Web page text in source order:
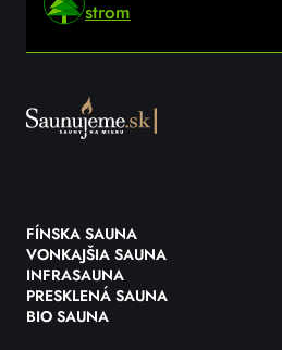
strom
FÍNSKA SAUNA
VONKAJŠIA SAUNA
INFRASAUNA
PRESKLENÁ SAUNA
BIO SAUNA